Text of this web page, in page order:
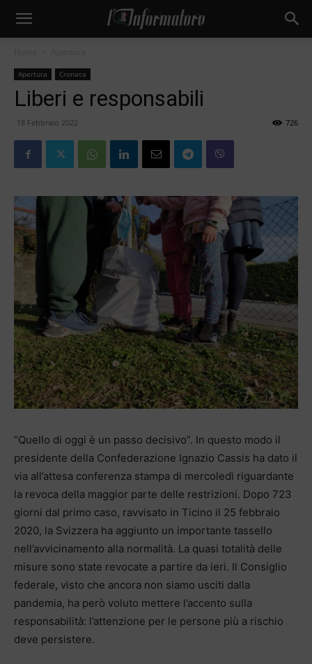
Apertura Cronaca
Liberi e responsabili
18 Febbraio 2022 726
“Quello di oggi è un passo decisivo”. In questo modo il
presidente della Confederazione Ignazio Cassis ha dato il
via all’attesa conferenza stampa di mercoledì riguardante
la revoca della maggior parte delle restrizioni. Dopo 723
giorni dal primo caso, ravvisato in Ticino il 25 febbraio
2020, la Svizzera ha aggiunto un importante tassello
nell’avvicinamento alla normalità. La quasi totalità delle
misure sono state revocate a partire da ieri. Il Consiglio
federale, visto che ancora non siamo usciti dalla
pandemia, ha però voluto mettere l’accento sulla
responsabilità: l’attenzione per le persone più a rischio
deve persistere.